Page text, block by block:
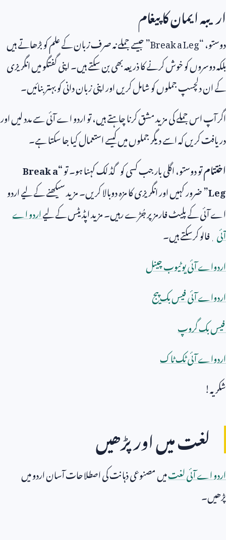
اریبہ ایمان کا پیغام
دوستو، “Break a Leg” جیسے جملے نہ صرف زبان کے علم کو بڑھاتے ہیں
بلکہ دوسروں کو خوش کرنے کا ذریعہ بھی بن سکتے ہیں۔ اپنی گفتگو میں انگریزی
کے ان دلچسپ جملوں کو شامل کریں اور اپنی زبان دانی کو بہتر بنائیں۔
اگر آپ اس جملے کی مزید مشق کرنا چاہتے ہیں، تو اردو اے آئی سے مدد لیں اور
دریافت کریں کہ اسے دیگر جملوں میں کیسے استعمال کیا جا سکتا ہے۔
اختتامتو دوستو، اگلی بار جب کسی کو گڈ لک کہنا ہو۔ تو“
Break a
Leg
”ضرور کہیں اور انگریزی کا مزہ دوبالا کریں۔ مزید سیکھنے کے لیے اردو
اے آئی کے پلیٹ فارمز پر جُڑے رہیں۔ مزید اپڈیٹس کے لیےاردو اے
آئیٖفالو کرسکتے ہیں۔
اردواے آئی یوٹیوب چینل
اردواے آئی فیس بک پیج
فیس بک گروپ
اردواے آئی ٹک ٹاک
شکریہ!
لغت میں اور پڑھیں
اردو اے آئی لغتمیں مصنوعی ذہانت کی اصطلاحات آسان اردو میں
پڑھیں۔